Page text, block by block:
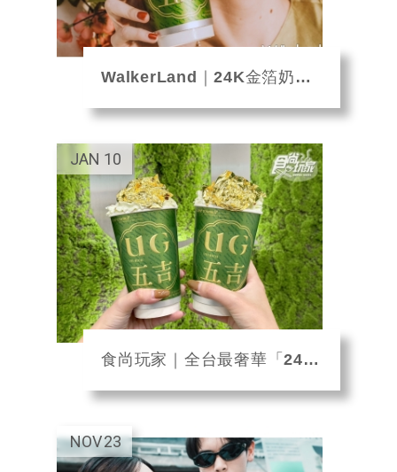
WalkerLand｜24K金箔奶茶！UG「金箔雲頂」限量開運手搖飲，挑戰202...
10
JAN
食尚玩家｜全台最奢華「24K金箔奶茶」！UG「金箔手搖飲」貴氣登場，爽抽88杯免...
23
NOV